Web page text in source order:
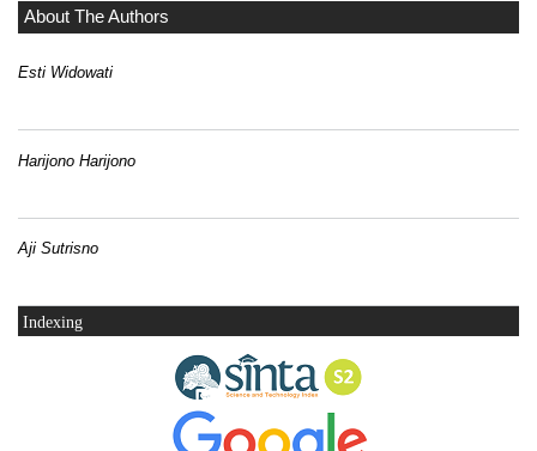
About The Authors
Esti Widowati
Harijono Harijono
Aji Sutrisno
Indexing